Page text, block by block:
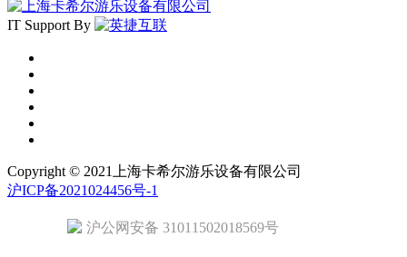
IT Support By
Copyright © 2021上海卡希尔游乐设备有限公司
沪ICP备2021024456号-1
沪公网安备 31011502018569号